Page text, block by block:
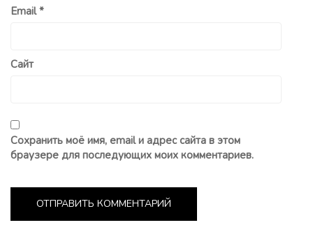
Email*
Сайт
Сохранить моё имя, email и адрес сайта в этом
браузере для последующих моих комментариев.